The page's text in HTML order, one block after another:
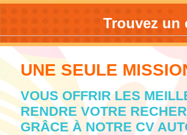
Trouvez un
UNE SEULE
VOUS OFFRIR LES
RENDRE VOTRE
GRÂCE À NOTRE CV